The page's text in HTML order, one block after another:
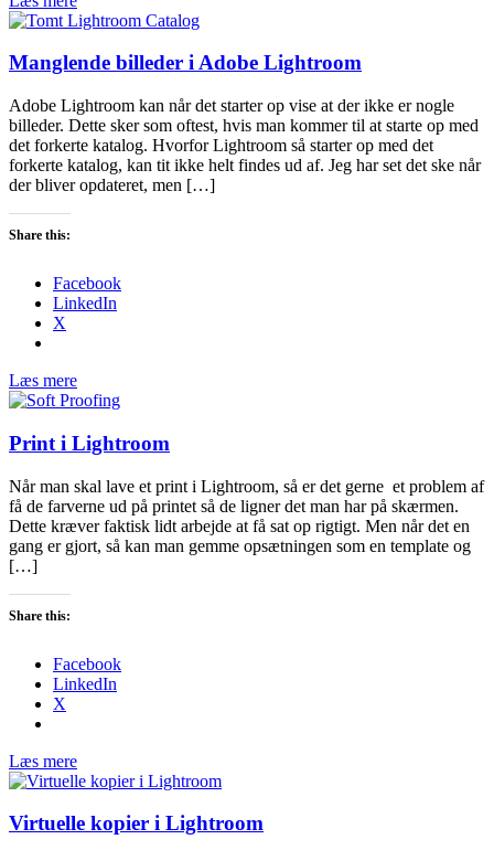
Manglende billeder i Adobe Lightroom
Adobe Lightroom kan når det starter op vise at der ikke er nogle
billeder. Dette sker som oftest, hvis man kommer til at starte op med
det forkerte katalog. Hvorfor Lightroom så starter op med det
forkerte katalog, kan tit ikke helt findes ud af. Jeg har set det ske når
der bliver opdateret, men […]
Share this:
Facebook
LinkedIn
X
Læs mere
Print i Lightroom
Når man skal lave et print i Lightroom, så er det gerne et problem af
få de farverne ud på printet så de ligner det man har på skærmen.
Dette kræver faktisk lidt arbejde at få sat op rigtigt. Men når det en
gang er gjort, så kan man gemme opsætningen som en template og
[…]
Share this:
Facebook
LinkedIn
X
Læs mere
Virtuelle kopier i Lightroom